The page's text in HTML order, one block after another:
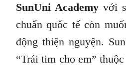
SunUni Academyvới
chuẩn quốc tế còn
động thiện nguyện.
“Trái tim cho em”